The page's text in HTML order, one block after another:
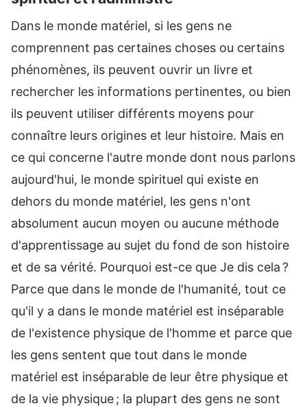
Dans le monde matériel, si les gens ne
comprennent pas certaines choses ou certains
phénomènes, ils peuvent ouvrir un livre et
rechercher les informations pertinentes, ou bien
ils peuvent utiliser différents moyens pour
connaître leurs origines et leur histoire. Mais en
ce qui concerne l'autre monde dont nous parlons
aujourd'hui, le monde spirituel qui existe en
dehors du monde matériel, les gens n'ont
absolument aucun moyen ou aucune méthode
d'apprentissage au sujet du fond de son histoire
et de sa vérité. Pourquoi est-ce que Je dis cela ?
Parce que dans le monde de l'humanité, tout ce
qu'il y a dans le monde matériel est inséparable
de l'existence physique de l'homme et parce que
les gens sentent que tout dans le monde
matériel est inséparable de leur être physique et
de la vie physique ; la plupart des gens ne sont